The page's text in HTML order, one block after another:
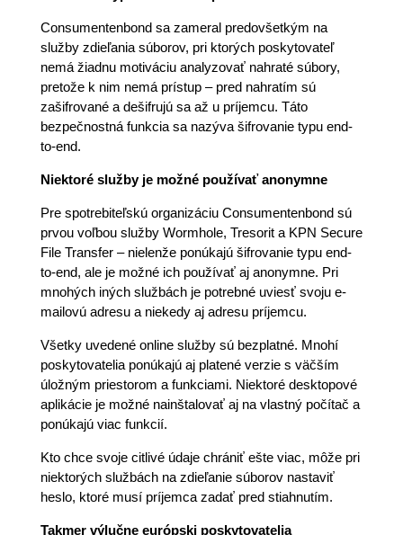
Consumentenbond sa zameral predovšetkým na
služby zdieľania súborov, pri ktorých poskytovateľ
nemá žiadnu motiváciu analyzovať nahraté súbory,
pretože k nim nemá prístup – pred nahratím sú
zašifrované a dešifrujú sa až u príjemcu. Táto
bezpečnostná funkcia sa nazýva šifrovanie typu end-
to-end.
Niektoré služby je možné používať anonymne
Pre spotrebiteľskú organizáciu Consumentenbond sú
prvou voľbou služby Wormhole, Tresorit a KPN Secure
File Transfer – nielenže ponúkajú šifrovanie typu end-
to-end, ale je možné ich používať aj anonymne. Pri
mnohých iných službách je potrebné uviesť svoju e-
mailovú adresu a niekedy aj adresu príjemcu.
Všetky uvedené online služby sú bezplatné. Mnohí
poskytovatelia ponúkajú aj platené verzie s väčším
úložným priestorom a funkciami. Niektoré desktopové
aplikácie je možné nainštalovať aj na vlastný počítač a
ponúkajú viac funkcií.
Kto chce svoje citlivé údaje chrániť ešte viac, môže pri
niektorých službách na zdieľanie súborov nastaviť
heslo, ktoré musí príjemca zadať pred stiahnutím.
Takmer výlučne európski poskytovatelia